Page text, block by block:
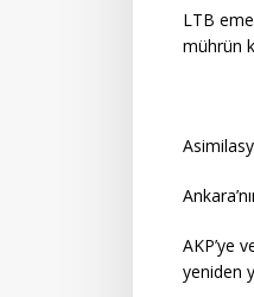
LTB
mührün
AKP’ye
yeniden